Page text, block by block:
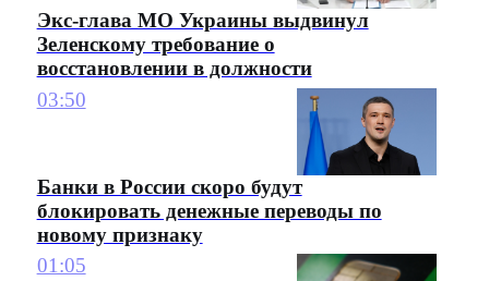
Экс-глава МО Украины выдвинул
Зеленскому требование о
восстановлении в должности
03:50
Банки в России скоро будут
блокировать денежные переводы по
новому признаку
01:05